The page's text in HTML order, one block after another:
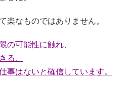
楽なものではありません。
の可能性に触れ、
る、
事はないと確信しています。